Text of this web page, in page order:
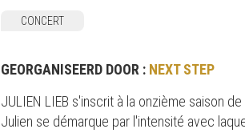
CONCERT
GEORGANISEERD DOOR : NEXT STEP
JULIEN LIEB s'inscrit à la onzième saison
Julien se démarque par l'intensité avec